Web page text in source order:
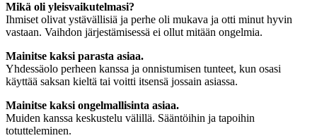
Mikä oli yleisvaikutelmasi?
Ihmiset olivat ystävällisiä ja perhe oli mukava ja otti minut hyvin
vastaan. Vaihdon järjestämisessä ei ollut mitään ongelmia.
Mainitse kaksi parasta asiaa.
Yhdessäolo perheen kanssa ja onnistumisen tunteet, kun osasi
käyttää saksan kieltä tai voitti itsensä jossain asiassa.
Mainitse kaksi ongelmallisinta asiaa.
Muiden kanssa keskustelu välillä. Sääntöihin ja tapoihin
totutteleminen.